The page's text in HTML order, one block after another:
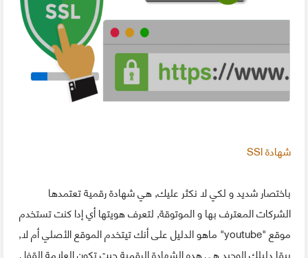
شهادة SSl
باختصار شديد و لكي لا نكثر عليك, هي شهادة رقمية تعتمدها
الشركات المعترف بها و الموتوقة, لتعرف هويتها أي إدا كنت تستخدم
موقع "youtube" ماهو الدليل على أنك تيتخدم الموقع الأصلي أم لا,